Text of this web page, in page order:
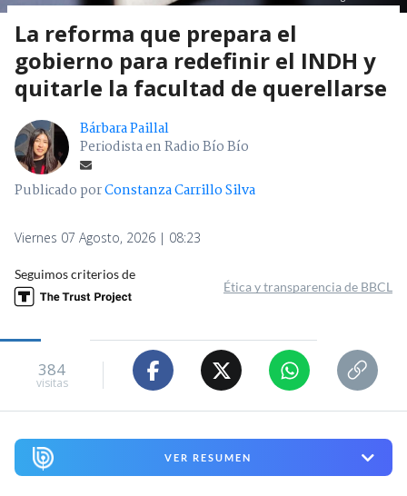
La reforma que prepara el
gobierno para redefinir el INDH y
quitarle la facultad de querellarse
Bárbara Paillal
Periodista en Radio Bío Bío
Publicado porConstanza Carrillo Silva
Viernes 07 Agosto, 2026 | 08:23
Seguimos criterios de
Ética y transparencia de BBCL
384
visitas
VER RESUMEN